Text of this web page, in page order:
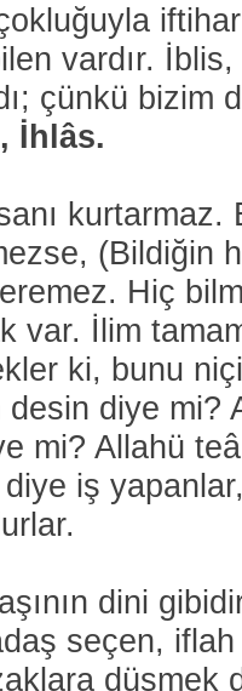
vardır. İblis,
çünkü bizim
İhlâs.
kurtarmaz.
(Bildiğin
Hiç
var. İlim
ki, bunu
diye mi?
mi? Allahü
iş
dini
seçen,
düşmek